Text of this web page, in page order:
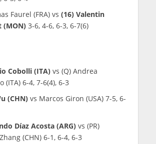
Faurel (FRA) vs (16) Valentin
(MON)3-6, 4-6, 6-3, 6-7(6)
Cobolli (ITA)vs (Q) Andrea
(ITA) 6-4, 7-6(4), 6-3
(CHN)vs Marcos Giron (USA) 7-5, 6-
Díaz Acosta (ARG)vs (PR)
(CHN) 6-1, 6-4, 6-3